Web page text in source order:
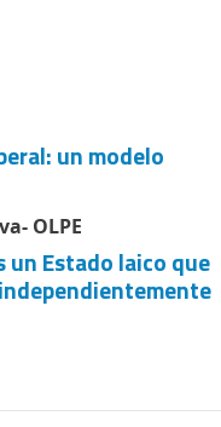
un modelo
OLPE
un Estado laico que